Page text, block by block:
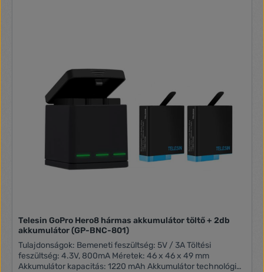
Telesin GoPro Hero8 hármas akkumulátor töltő + 2db
akkumulátor (GP-BNC-801)
Tulajdonságok: Bemeneti feszültség: 5V / 3A Töltési
feszültség: 4.3V, 800mA Méretek: 46 x 46 x 49 mm
Akkumulátor kapacitás: 1220 mAh Akkumulátor technológia: